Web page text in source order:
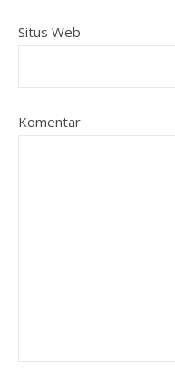
Situs Web
Komentar